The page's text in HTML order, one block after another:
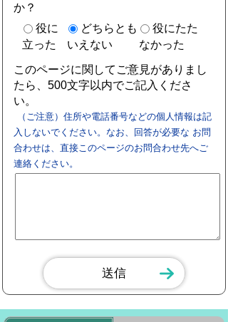
か？
役に
立った
どちらとも
いえない
役にたた
なかった
このページに関してご意見がありまし
たら、500文字以内でご記入くださ
い。
（ご注意）住所や電話番号などの個人情報は記
入しないでください。なお、回答が必要な お問
合わせは、直接このページのお問合わせ先へご
連絡ください。